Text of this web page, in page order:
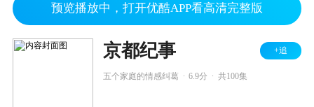
预览播放中，打开优酷APP看高清完整版
京都纪事 +追
五个家庭的情感纠葛 6.9分 共100集